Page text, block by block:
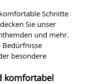
Schnitte
Sie unser
und mehr.
Bedürfnisse
besondere
komfortabel